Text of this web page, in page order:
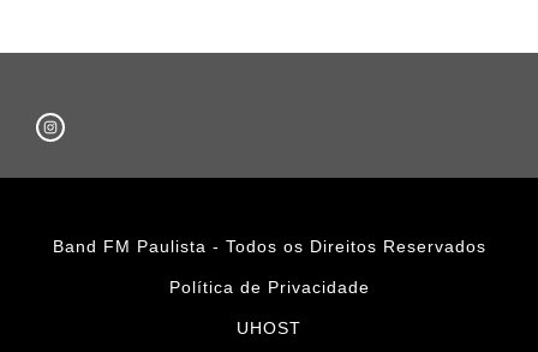
Band FM Paulista - Todos os Direitos Reservados
Política de Privacidade
UHOST